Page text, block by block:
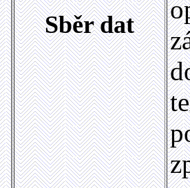
Sběr dat